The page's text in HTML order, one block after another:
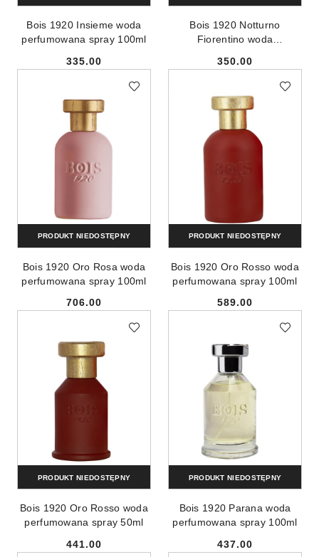
Bois 1920 Insieme woda
perfumowana spray 100ml
Cena:
335.00
Bois 1920 Notturno
Fiorentino woda
Cena:
350.00
Bois 1920 Oro Rosa woda
perfumowana spray 100ml
Cena:
706.00
PRODUKT NIEDOSTĘPNY
Bois 1920 Oro Rosso woda
perfumowana spray 100ml
Cena:
589.00
PRODUKT NIEDOSTĘPNY
Bois 1920 Oro Rosso woda
perfumowana spray 50ml
Cena:
441.00
PRODUKT NIEDOSTĘPNY
Bois 1920 Parana woda
perfumowana spray 100ml
Cena:
437.00
PRODUKT NIEDOSTĘPNY